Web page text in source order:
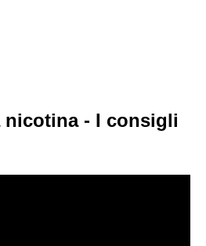
nicotina - I consigli